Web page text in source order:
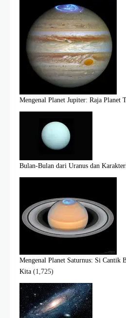
Mengenal Planet Jupiter: Raja Planet
Bulan-Bulan dari Uranus dan
Mengenal Planet Saturnus: Si Cantik
Kita (1,725)